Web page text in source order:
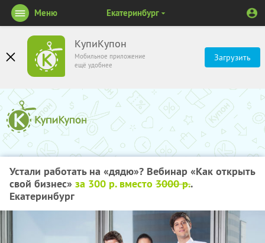
КупиКупон
Мобильное приложение
ещё удобнее
Загрузить
Меню Екатеринбург
Устали работать на «дядю»? Вебинар «Как открыть
свой бизнес» за 300 р. вместо 3000 р..
Екатеринбург